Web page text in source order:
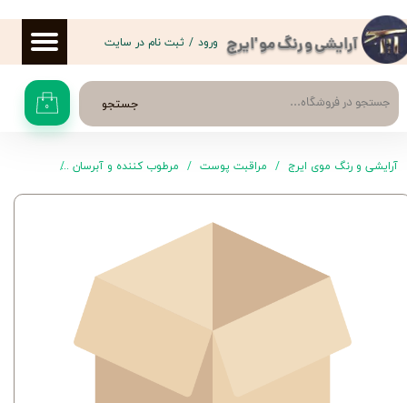
آرایشی و رنگ مو 'ایرج
جستجو ۰
ورود / ثبت نام در سایت
حساب کاربری من
تغییر گذر واژه
سفارشات
خروج از حساب کاربری
آرایشی و رنگ موی ایرج مراقبت پوست مرطوب کننده و آبرسان